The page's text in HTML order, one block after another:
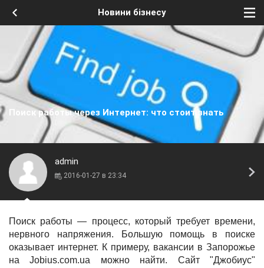
Новини бізнесу
Поиск работы через Интернет: что стоит знать
admin
2016-01-27 в 23:34
Поиск работы — процесс, который требует времени,
нервного напряжения. Большую помощь в поиске
оказывает интернет. К примеру, вакансии в Запорожье
на Jobius.com.ua можно найти. Сайт "Джобиус"